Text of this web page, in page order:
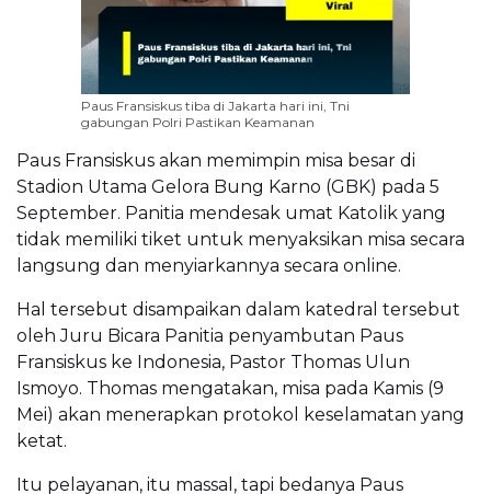
Paus Fransiskus tiba di Jakarta hari ini, Tni
gabungan Polri Pastikan Keamanan
Paus Fransiskus akan memimpin misa besar di
Stadion Utama Gelora Bung Karno (GBK) pada 5
September. Panitia mendesak umat Katolik yang
tidak memiliki tiket untuk menyaksikan misa secara
langsung dan menyiarkannya secara online.
Hal tersebut disampaikan dalam katedral tersebut
oleh Juru Bicara Panitia penyambutan Paus
Fransiskus ke Indonesia, Pastor Thomas Ulun
Ismoyo. Thomas mengatakan, misa pada Kamis (9
Mei) akan menerapkan protokol keselamatan yang
ketat.
Itu pelayanan, itu massal, tapi bedanya Paus